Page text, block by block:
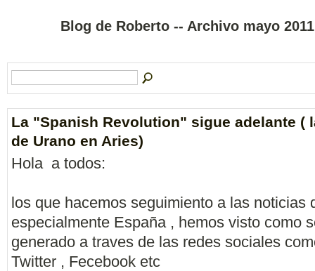
Blog de Roberto -- Archivo mayo
La "Spanish Revolution" sigue adelante (
de Urano en Aries)
Hola a todos:
los que hacemos seguimiento a las noticias
especialmente España , hemos visto como
generado a traves de las redes sociales
Twitter , Fecebook etc